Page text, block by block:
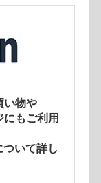
い物や
もご利用
いて詳し